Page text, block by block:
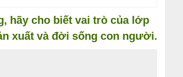
hãy cho biết vai trò của lớp
xuất và đời sống con người.